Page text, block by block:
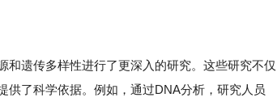
遗传多样性进行了更深入的研究。这些研究不仅
供了科学依据。例如，通过DNA分析，研究人员